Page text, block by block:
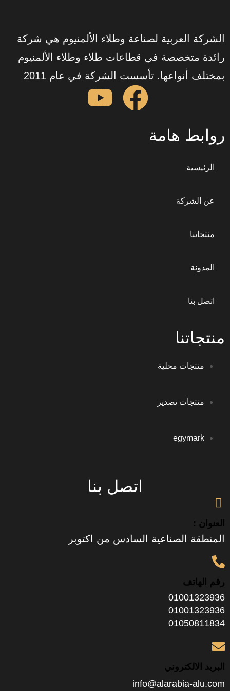
الشركة العربية لصناعة وطلاء الألمنيوم هي شركة
رائدة متخصصة في قطاعات طلاء وطلاء الألمنيوم
بمختلف أنواعها. تأسست الشركة في عام 2011
روابط هامة
الرئيسية
عن الشركة
منتجاتنا
المدونة
اتصل بنا
منتجاتنا
منتجات محلية
منتجات تصدير
egymark
اتصل بنا
العنوان :
المنطقة الصناعية السادس من اكتوبر
رقم الهاتف
01001323936
01001323936
01050811834
البريد الالكتروني
info@alarabia-alu.com